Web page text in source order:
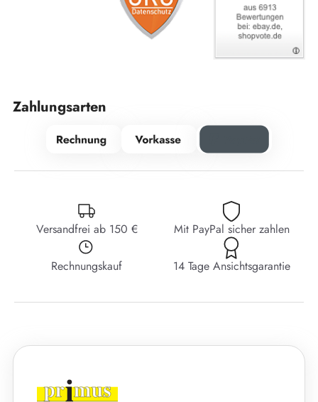
Zahlungsarten
Versandfrei ab 150 € Mit PayPal sicher zahlen
Rechnungskauf 14 Tage Ansichtsgarantie